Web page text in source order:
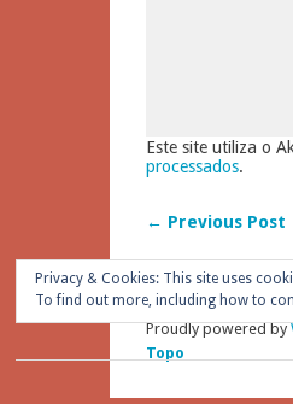
Este site utiliza o
processados.
← Previous Post
Proudly powered by
Topo
Privacy & Cookies: This site uses
To find out more, including how to